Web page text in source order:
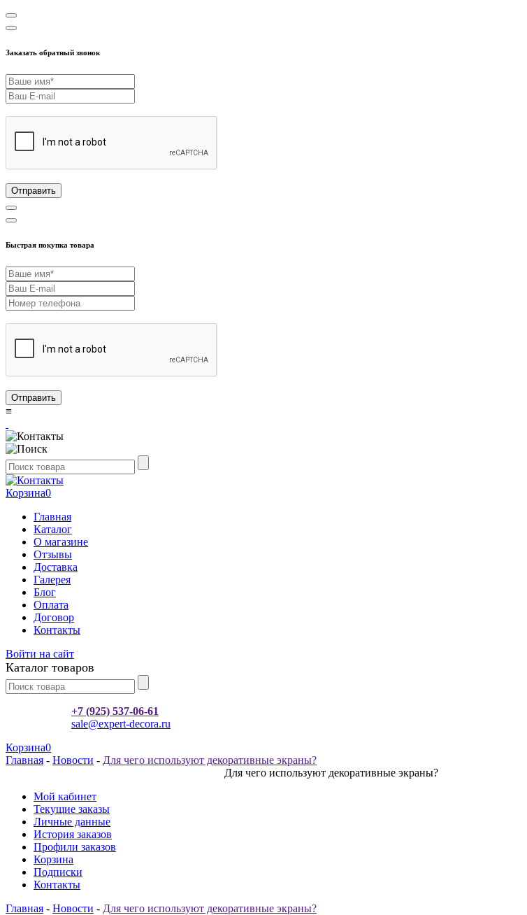
Заказать обратный звонок
Отправить
Быстрая покупка товара
Отправить
≡
Корзина0
Главная
Каталог
О магазине
Отзывы
Доставка
Галерея
Блог
Оплата
Договор
Контакты
Войти на сайт
Каталог товаров
+7 (925) 537-06-61
sale@expert-decora.ru
Корзина0
Главная - Новости - Для чего используют декоративные экраны?
Для чего используют декоративные экраны?
Мой кабинет
Текущие заказы
Личные данные
История заказов
Профили заказов
Корзина
Подписки
Контакты
Главная - Новости - Для чего используют декоративные экраны?